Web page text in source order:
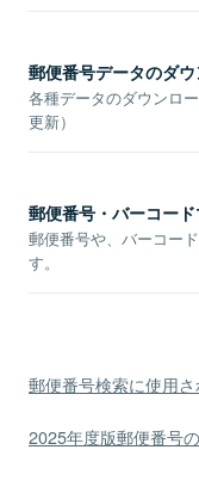
郵便番号データのダ
各種データのダウンロ
更新）
郵便番号・バーコー
郵便番号や、バーコー
す。
郵便番号検索に使用
2025年度版郵便番号